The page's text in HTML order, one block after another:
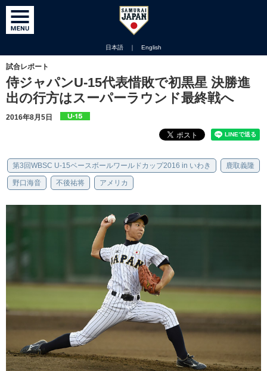
日本語 ｜ English
試合レポート
侍ジャパンU-15代表惜敗で初黒星 決勝進
出の行方はスーパーラウンド最終戦へ
2016年8月5日
第3回WBSC U-15ベースボールワールドカップ2016 in いわき 鹿取義隆
野口海音 不後祐将 アメリカ